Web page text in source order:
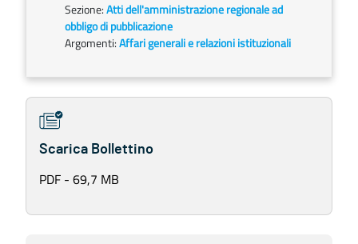
Sezione:Atti dell'amministrazione regionale ad
obbligo di pubblicazione
Argomenti:Affari generali e relazioni istituzionali
Scarica Bollettino
PDF - 69,7 MB